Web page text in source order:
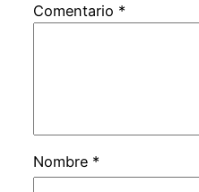
Comentario *
Nombre *